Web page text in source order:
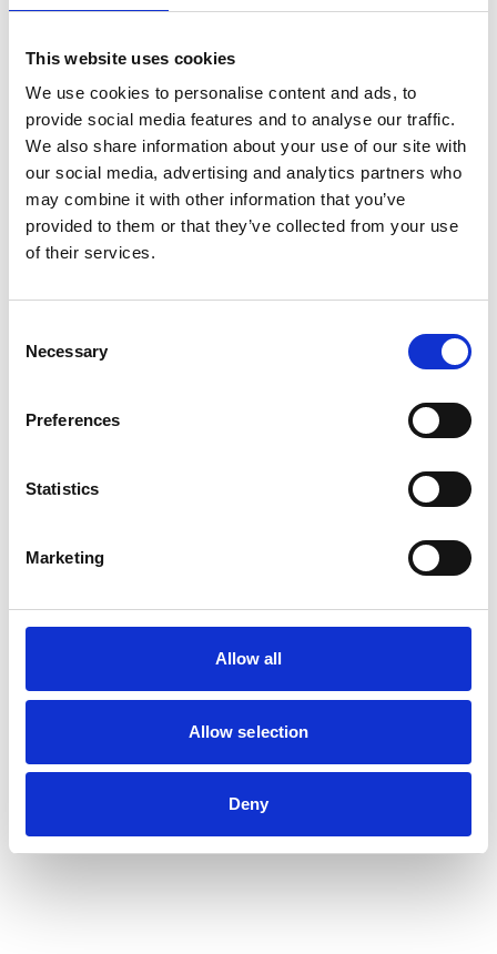
This website uses cookies
We use cookies to personalise content and ads, to
provide social media features and to analyse our traffic.
We also share information about your use of our site with
our social media, advertising and analytics partners who
may combine it with other information that you’ve
provided to them or that they’ve collected from your use
of their services.
Selection
Necessary
Preferences
Statistics
Marketing
Allow all
Allow selection
Deny